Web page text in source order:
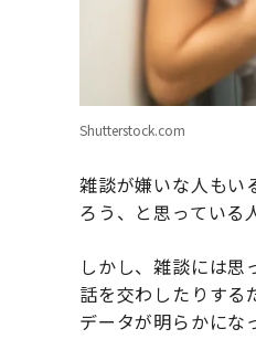
Shutterstock.com
雑談が嫌いな人もい
ろう、と思っている
しかし、雑談には
話を交わしたりする
データが明らかにな